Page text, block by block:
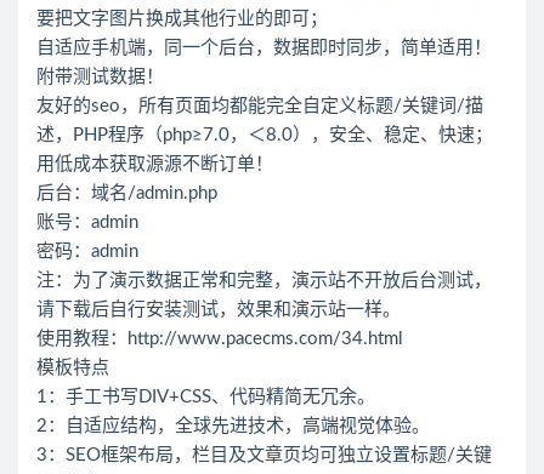
要把文字图片换成其他行业的即可；
自适应手机端，同一个后台，数据即时同步，简单适用！
附带测试数据！
友好的seo，所有页面均都能完全自定义标题/关键词/描
述，PHP程序（php≥7.0，＜8.0），安全、稳定、快速；
用低成本获取源源不断订单！
后台：域名/admin.php
账号：admin
密码：admin
注：为了演示数据正常和完整，演示站不开放后台测试，
请下载后自行安装测试，效果和演示站一样。
使用教程：
http://www.pacecms.com/34.html
模板特点
1：手工书写DIV+CSS、代码精简无冗余。
2：自适应结构，全球先进技术，高端视觉体验。
3：SEO框架布局，栏目及文章页均可独立设置标题/关键